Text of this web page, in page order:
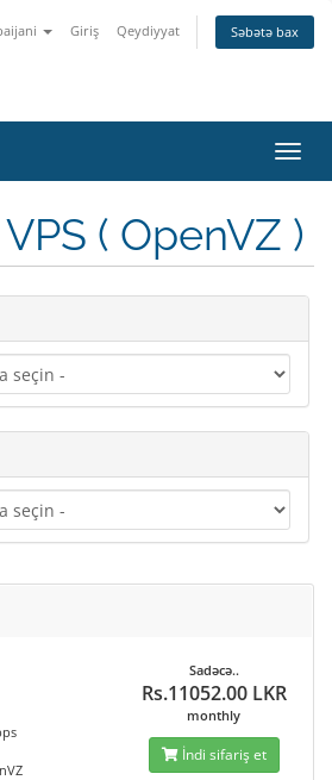
Giriş Qeydiyyat Səbətə bax
keçid
( OpenVZ )
Sadəcə..
Rs.11052.00 LKR
monthly
İndi sifariş et